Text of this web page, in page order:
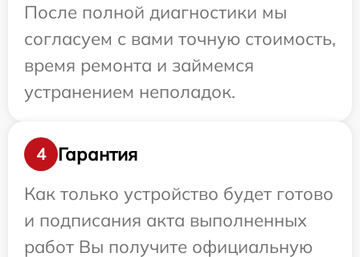
После полной диагностики мы
согласуем с вами точную стоимость,
время ремонта и займемся
устранением неполадок.
4
Гарантия
Как только устройство будет готово
и подписания акта выполненных
работ Вы получите официальную